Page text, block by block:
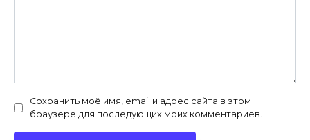
Сохранить моё имя, email и адрес сайта в этом
браузере для последующих моих комментариев.